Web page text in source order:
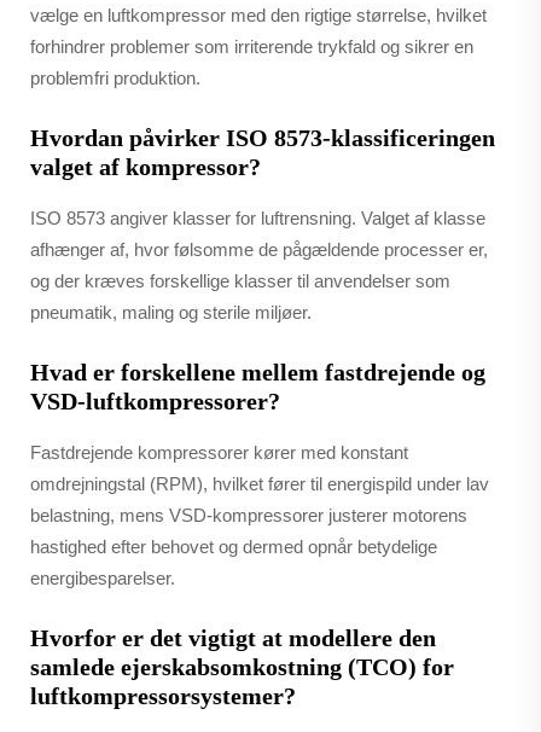
vælge en luftkompressor med den rigtige størrelse, hvilket
forhindrer problemer som irriterende trykfald og sikrer en
problemfri produktion.
Hvordan påvirker ISO 8573-klassificeringen
valget af kompressor?
ISO 8573 angiver klasser for luftrensning. Valget af klasse
afhænger af, hvor følsomme de pågældende processer er,
og der kræves forskellige klasser til anvendelser som
pneumatik, maling og sterile miljøer.
Hvad er forskellene mellem fastdrejende og
VSD-luftkompressorer?
Fastdrejende kompressorer kører med konstant
omdrejningstal (RPM), hvilket fører til energispild under lav
belastning, mens VSD-kompressorer justerer motorens
hastighed efter behovet og dermed opnår betydelige
energibesparelser.
Hvorfor er det vigtigt at modellere den
samlede ejerskabsomkostning (TCO) for
luftkompressorsystemer?